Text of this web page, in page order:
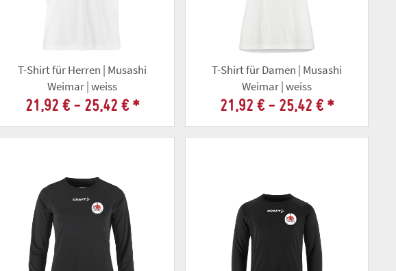
T-Shirt für Herren | Musashi
Weimar | weiss
21,92 € - 25,42 € *
T-Shirt für Damen | Musashi
Weimar | weiss
21,92 € - 25,42 € *